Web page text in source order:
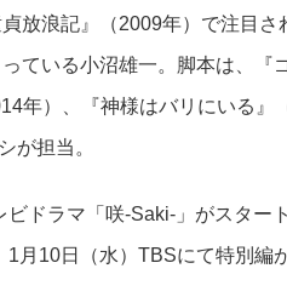
放浪記』（2009年）で注目さ
っている小沼雄一。脚本は、
年）、『神様はバリにいる』
が担当。
ドラマ「咲-Saki-」がスター
月10日（水）TBSにて特別編